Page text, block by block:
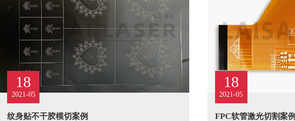
18
2021-05
纹身贴不干胶模切案例
18
2021-05
FPC软管激光切割案例